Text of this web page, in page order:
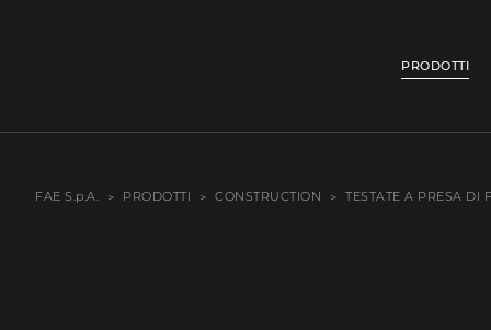
PRODOTTI
FAE S.p.A. PRODOTTI CONSTRUCTION TESTATE A PRESA DI